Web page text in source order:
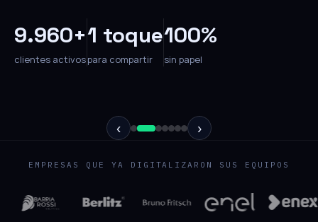
9.960+
clientes activos
1 toque
para compartir
100%
sin papel
‹ ›
EMPRESAS QUE YA DIGITALIZARON SUS EQUIPOS